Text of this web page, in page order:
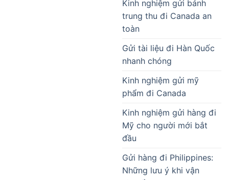
Kinh nghiệm gửi bánh
trung thu đi Canada an
toàn
Gửi tài liệu đi Hàn Quốc
nhanh chóng
Kinh nghiệm gửi mỹ
phẩm đi Canada
Kinh nghiệm gửi hàng đi
Mỹ cho người mới bắt
đầu
Gửi hàng đi Philippines:
Những lưu ý khi vận